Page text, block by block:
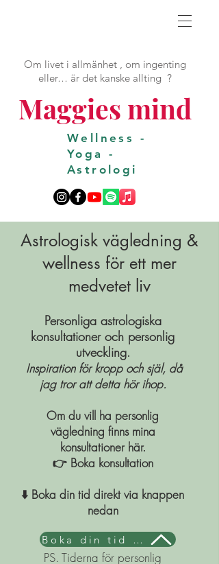
Om livet i allmänhet , om ingenting
eller… är det kanske allting ?
Maggies mind
Wellness -
Yoga -
Astrologi
Astrologisk vägledning &
wellness för ett mer
medvetet liv
Personliga astrologiska
konsultationer och personlig
utveckling.
Inspiration för kropp och själ, då
jag tror att detta hör ihop.
Om du vill ha personlig
vägledning finns mina
konsultationer här.
👉 Boka konsultation
⬇️ Boka din tid direkt via knappen
nedan
PS. Tiderna för personlig
Boka din tid här